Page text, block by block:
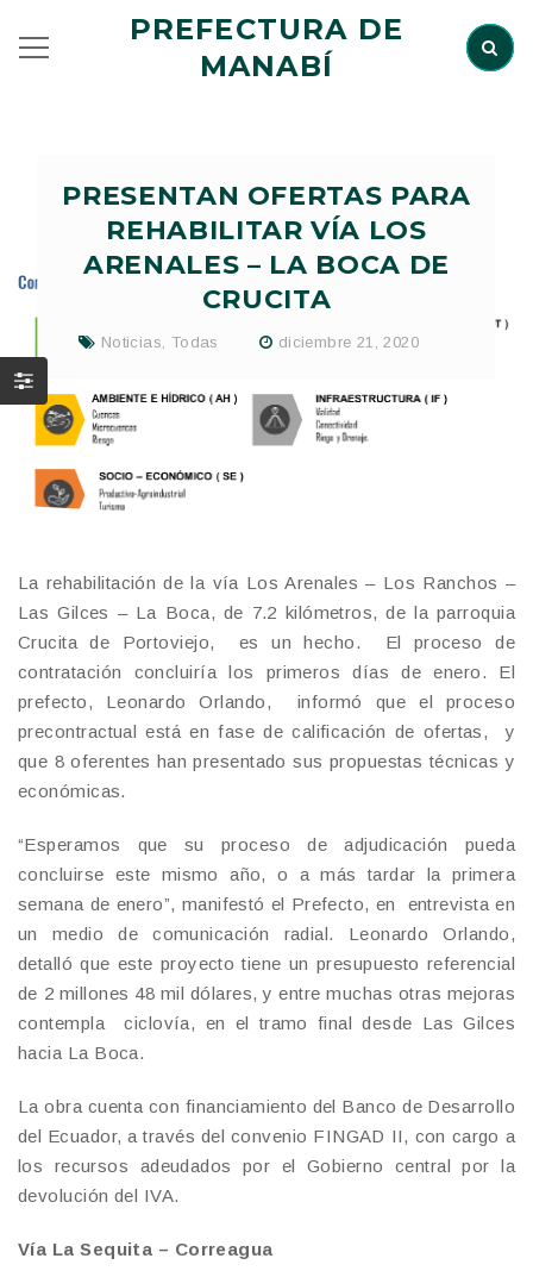
PREFECTURA DE
MANABÍ
PRESENTAN OFERTAS PARA
REHABILITAR VÍA LOS
ARENALES – LA BOCA DE
CRUCITA
Noticias Todas diciembre 21, 2020
La rehabilitación de la vía Los Arenales – Los Ranchos –
Las Gilces – La Boca, de 7.2 kilómetros, de la parroquia
Crucita de Portoviejo, es un hecho. El proceso de
contratación concluiría los primeros días de enero. El
prefecto, Leonardo Orlando, informó que el proceso
precontractual está en fase de calificación de ofertas, y
que 8 oferentes han presentado sus propuestas técnicas y
económicas.
“Esperamos que su proceso de adjudicación pueda
concluirse este mismo año, o a más tardar la primera
semana de enero”, manifestó el Prefecto, en entrevista en
un medio de comunicación radial. Leonardo Orlando,
detalló que este proyecto tiene un presupuesto referencial
de 2 millones 48 mil dólares, y entre muchas otras mejoras
contempla ciclovía, en el tramo final desde Las Gilces
hacia La Boca.
La obra cuenta con financiamiento del Banco de Desarrollo
del Ecuador, a través del convenio FINGAD II, con cargo a
los recursos adeudados por el Gobierno central por la
devolución del IVA.
Vía La Sequita – Correagua